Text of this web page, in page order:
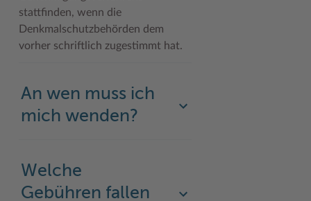
stattfinden, wenn die
Denkmalschutzbehörden dem
vorher schriftlich zugestimmt hat.
An wen muss ich
mich wenden?
Welche
Gebühren fallen